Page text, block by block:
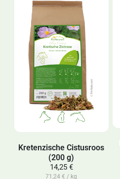
Kretenzische Cistusroos
(200 g)
14,25 €
71,24 € / kg